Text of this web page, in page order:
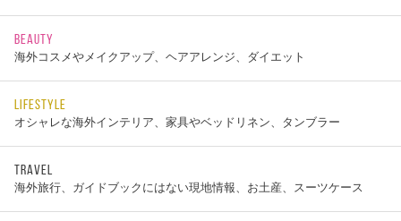
BEAUTY
海外コスメやメイクアップ、ヘアアレンジ、ダイエット
LIFESTYLE
オシャレな海外インテリア、家具やベッドリネン、タンブラー
TRAVEL
海外旅行、ガイドブックにはない現地情報、お土産、スーツケース